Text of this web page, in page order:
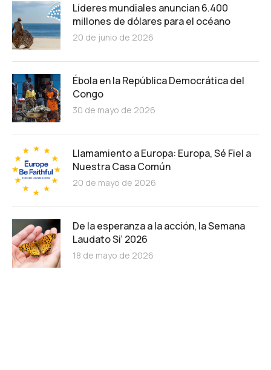
Líderes mundiales anuncian 6.400
millones de dólares para el océano
20 de junio de 2026
Ébola en la República Democrática del
Congo
30 de mayo de 2026
Llamamiento a Europa: Europa, Sé Fiel a
Nuestra Casa Común
20 de mayo de 2026
De la esperanza a la acción, la Semana
Laudato Si’ 2026
18 de mayo de 2026